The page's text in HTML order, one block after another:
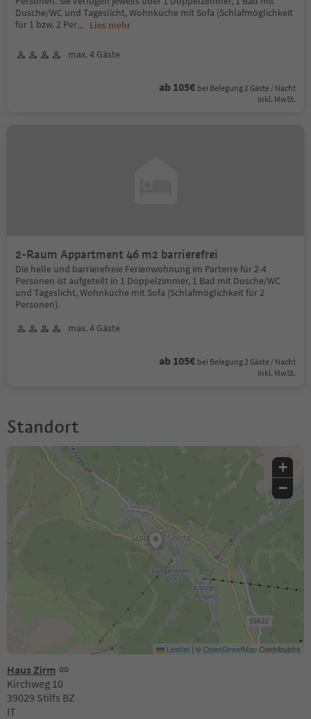
Dusche/WC und Tageslicht, Wohnküche mit Sofa (Schlafmöglichkeit
für 1 bzw. 2 Per... Lies mehr
max. 4 Gäste
ab 105€ bei Belegung 2 Gäste / Nacht
Inkl. MwSt.
2-Raum Appartment 46 m2 barrierefrei
Die helle und barrierefreie Ferienwohnung im Parterre für 2-4
Personen ist aufgeteilt in 1 Doppelzimmer, 1 Bad mit Dusche/WC
und Tageslicht, Wohnküche mit Sofa (Schlafmöglichkeit für 2
Personen).
max. 4 Gäste
ab 105€ bei Belegung 2 Gäste / Nacht
Inkl. MwSt.
Standort
Haus Zirm
Kirchweg 10
39029 Stilfs BZ
IT
+
−
Leaflet | ©OpenStreetMapContributors